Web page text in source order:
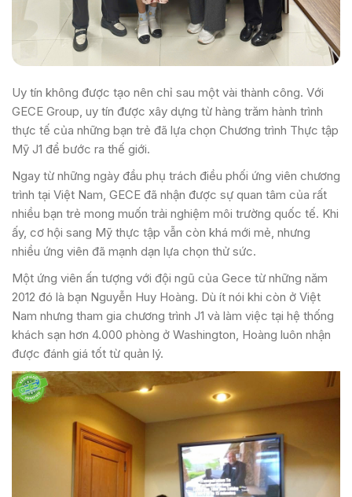
Uy tín không được tạo nên chỉ sau một vài thành công. Với
GECE Group, uy tín được xây dựng từ hàng trăm hành trình
thực tế của những bạn trẻ đã lựa chọn Chương trình Thực tập
Mỹ J1 để bước ra thế giới.
Ngay từ những ngày đầu phụ trách điều phối ứng viên chương
trình tại Việt Nam, GECE đã nhận được sự quan tâm của rất
nhiều bạn trẻ mong muốn trải nghiệm môi trường quốc tế. Khi
ấy, cơ hội sang Mỹ thực tập vẫn còn khá mới mẻ, nhưng
nhiều ứng viên đã mạnh dạn lựa chọn thử sức.
Một ứng viên ấn tượng với đội ngũ của Gece từ những năm
2012 đó là bạn Nguyễn Huy Hoàng. Dù ít nói khi còn ở Việt
Nam nhưng tham gia chương trình J1 và làm việc tại hệ thống
khách sạn hơn 4.000 phòng ở Washington, Hoàng luôn nhận
được đánh giá tốt từ quản lý.